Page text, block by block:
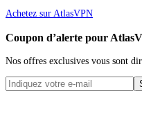
Achetez sur AtlasVPN
Coupon d’alerte pour
Nos offres exclusives vous sont